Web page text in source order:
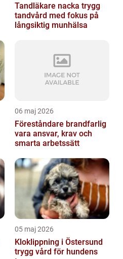
Tandläkare nacka trygg
tandvård med fokus på
långsiktig munhälsa
06 maj 2026
Föreståndare brandfarlig
vara ansvar, krav och
smarta arbetssätt
05 maj 2026
Kloklippning i Östersund
trygg vård för hundens